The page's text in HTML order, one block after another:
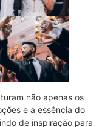
não apenas os
e a essência do
de inspiração para